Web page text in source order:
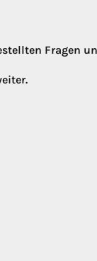
Fragen